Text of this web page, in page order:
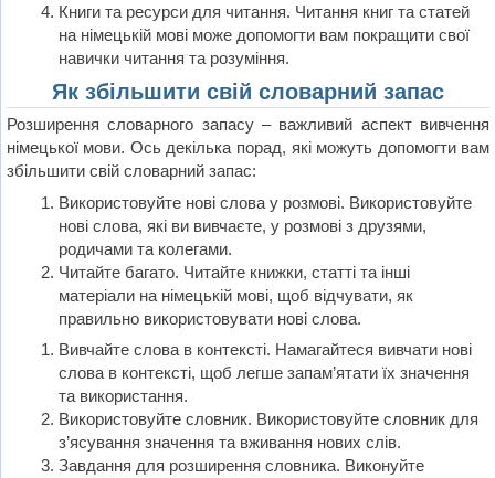
Книги та ресурси для читання. Читання книг та статей
на німецькій мові може допомогти вам покращити свої
навички читання та розуміння.
Як збільшити свій словарний запас
Розширення словарного запасу – важливий аспект вивчення
німецької мови. Ось декілька порад, які можуть допомогти вам
збільшити свій словарний запас:
Використовуйте нові слова у розмові. Використовуйте
нові слова, які ви вивчаєте, у розмові з друзями,
родичами та колегами.
Читайте багато. Читайте книжки, статті та інші
матеріали на німецькій мові, щоб відчувати, як
правильно використовувати нові слова.
Вивчайте слова в контексті. Намагайтеся вивчати нові
слова в контексті, щоб легше запам’ятати їх значення
та використання.
Використовуйте словник. Використовуйте словник для
з’ясування значення та вживання нових слів.
Завдання для розширення словника. Виконуйте